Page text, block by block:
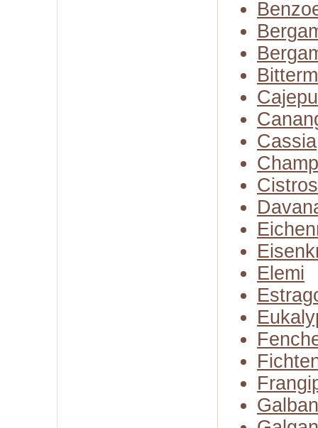
Cassia
Elemi